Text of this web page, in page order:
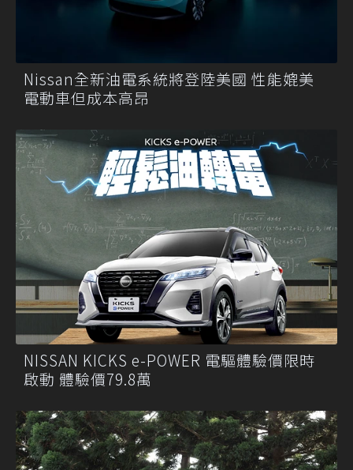
Nissan全新油電系統將登陸美國 性能媲美
電動車但成本高昂
NISSAN KICKS e-POWER 電驅體驗價限時
啟動 體驗價79.8萬